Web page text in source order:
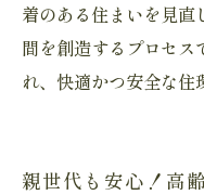
着のある住まいを見
間を創造するプロセ
れ、快適かつ安全な住
親世代も安心！高